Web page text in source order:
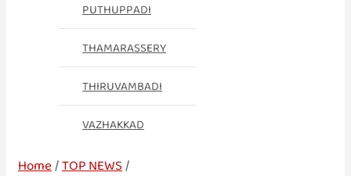
PUTHUPPADI
THAMARASSERY
THIRUVAMBADI
VAZHAKKAD
Home TOP NEWS